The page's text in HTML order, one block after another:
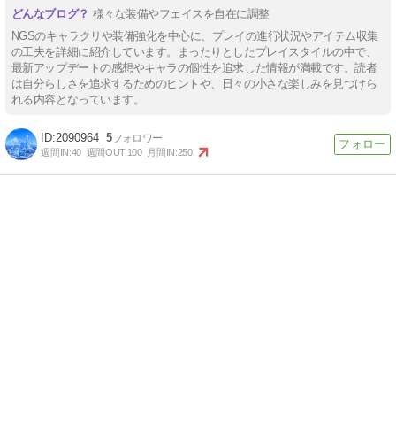
様々な装備やフェイスを自在に調整
NGSのキャラクリや装備強化を中心に、プレイの進行状況やアイテム収集
の工夫を詳細に紹介しています。まったりとしたプレイスタイルの中で、
最新アップデートの感想やキャラの個性を追求した情報が満載です。読者
は自分らしさを追求するためのヒントや、日々の小さな楽しみを見つけら
れる内容となっています。
2090964 5
週間IN:40 週間OUT:100 月間IN:250